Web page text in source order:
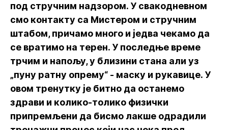
под стручним надзором. У свакодневном
смо контакту са Мистером и стручним
штабом, причамо много и једва чекамо да
се вратимо на терен. У последње време
трчим и напољу, у близини стана али уз
„пуну ратну опрему“ - маску и рукавице. У
овом тренутку је битно да останемо
здрави и колико-толико физички
припремљени да бисмо лакше одрадили